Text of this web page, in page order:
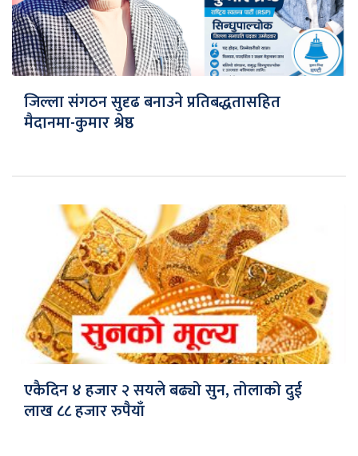
जिल्ला संगठन सुदृढ बनाउने प्रतिबद्धतासहित
मैदानमा-कुमार श्रेष्ठ
एकैदिन ४ हजार २ सयले बढ्यो सुन, तोलाको दुई
लाख ८८ हजार रुपैयाँ